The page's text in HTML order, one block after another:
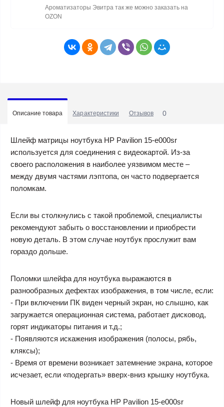
Ароматизаторы Эвитра так же можно заказать на
OZON
Описание товара Характеристики Отзывов 0
Шлейф матрицы ноутбука HP Pavilion 15-e000sr
используется для соединения с видеокартой. Из-за
своего расположения в наиболее уязвимом месте –
между двумя частями лэптопа, он часто подвергается
поломкам.
Если вы столкнулись с такой проблемой, специалисты
рекомендуют забыть о восстановлении и приобрести
новую деталь. В этом случае ноутбук прослужит вам
гораздо дольше.
Поломки шлейфа для ноутбука выражаются в
разнообразных дефектах изображения, в том числе, если:
- При включении ПК виден черный экран, но слышно, как
загружается операционная система, работает дисковод,
горят индикаторы питания и т.д.;
- Появляются искажения изображения (полосы, рябь,
кляксы);
- Время от времени возникает затемнение экрана, которое
исчезает, если «подергать» вверх-вниз крышку ноутбука.
Новый шлейф для ноутбука HP Pavilion 15-e000sr